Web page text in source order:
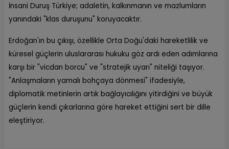
İnsani Duruş Türkiye; adaletin, kalkınmanın ve mazlumların
yanındaki "klas duruşunu" koruyacaktır.
Erdoğan'ın bu çıkışı, özellikle Orta Doğu'daki hareketlilik ve
küresel güçlerin uluslararası hukuku göz ardı eden adımlarına
karşı bir "vicdan borcu" ve "stratejik uyarı" niteliği taşıyor.
"Anlaşmaların yamalı bohçaya dönmesi" ifadesiyle,
diplomatik metinlerin artık bağlayıcılığını yitirdiğini ve büyük
güçlerin kendi çıkarlarına göre hareket ettiğini sert bir dille
eleştiriyor.